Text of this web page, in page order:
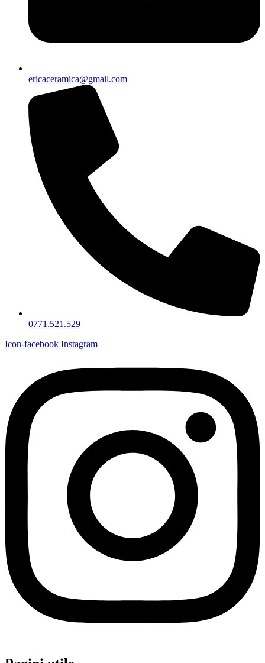
ericaceramica@gmail.com
0771.521.529
Icon-facebook Instagram